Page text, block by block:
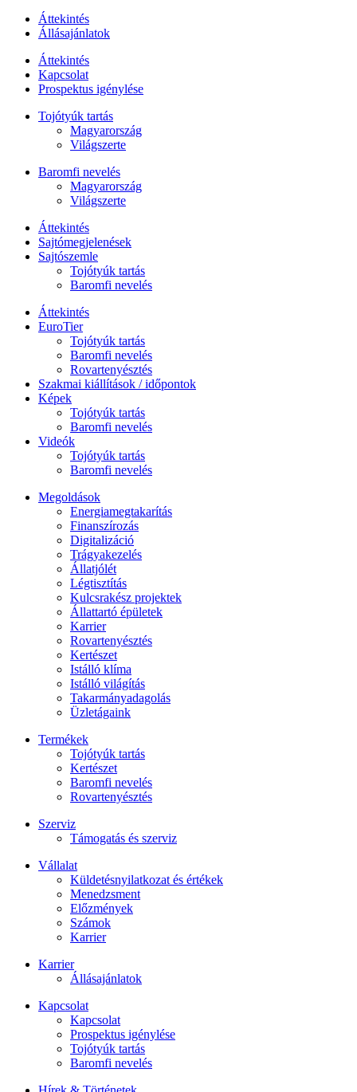
Áttekintés
Állásajánlatok
Áttekintés
Kapcsolat
Prospektus igénylése
Tojótyúk tartás
Magyarország
Világszerte
Baromfi nevelés
Magyarország
Világszerte
Áttekintés
Sajtómegjelenések
Sajtószemle
Tojótyúk tartás
Baromfi nevelés
Áttekintés
EuroTier
Tojótyúk tartás
Baromfi nevelés
Rovartenyésztés
Szakmai kiállítások / időpontok
Képek
Tojótyúk tartás
Baromfi nevelés
Videók
Tojótyúk tartás
Baromfi nevelés
Megoldások
Energiamegtakarítás
Finanszírozás
Digitalizáció
Trágyakezelés
Állatjólét
Légtisztítás
Kulcsrakész projektek
Állattartó épületek
Karrier
Rovartenyésztés
Kertészet
Istálló klíma
Istálló világítás
Takarmányadagolás
Üzletágaink
Termékek
Tojótyúk tartás
Kertészet
Baromfi nevelés
Rovartenyésztés
Szerviz
Támogatás és szerviz
Vállalat
Küldetésnyilatkozat és értékek
Menedzsment
Előzmények
Számok
Karrier
Karrier
Állásajánlatok
Kapcsolat
Kapcsolat
Prospektus igénylése
Tojótyúk tartás
Baromfi nevelés